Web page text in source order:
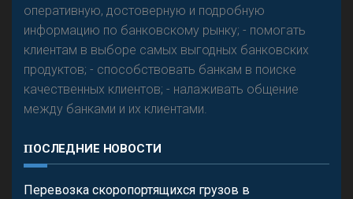
оперативную, достоверную и подробную
информацию по банковскому рынку; - помогать
клиентам в выборе самых выгодных банковских
продуктов; - способствовать банкам в поиске
качественных клиентов; - налаживать общение
между банками и их клиентами.
ПОСЛЕДНИЕ НОВОСТИ
Перевозка скоропортящихся грузов в